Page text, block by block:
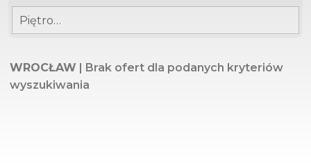
Piętro…
WROCŁAW | Brak ofert dla podanych kryteriów
wyszukiwania